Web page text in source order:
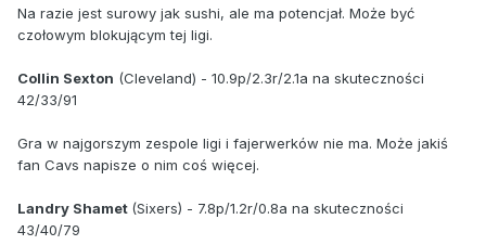
Na razie jest surowy jak sushi, ale ma potencjał. Może być
czołowym blokującym tej ligi.
Collin Sexton (Cleveland) - 10.9p/2.3r/2.1a na skuteczności
42/33/91
Gra w najgorszym zespole ligi i fajerwerków nie ma. Może jakiś
fan Cavs napisze o nim coś więcej.
Landry Shamet (Sixers) - 7.8p/1.2r/0.8a na skuteczności
43/40/79